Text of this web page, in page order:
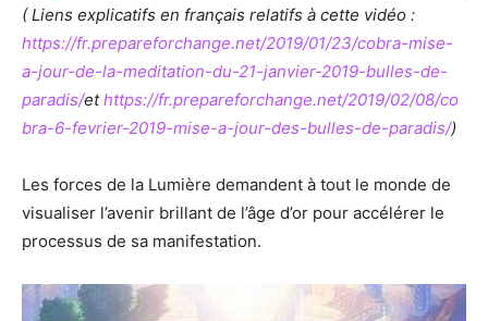
( Liens explicatifs en français relatifs à cette vidéo :
https://fr.prepareforchange.net/2019/01/23/cobra-mise-
a-jour-de-la-meditation-du-21-janvier-2019-bulles-de-
paradis/ethttps://fr.prepareforchange.net/2019/02/08/co
bra-6-fevrier-2019-mise-a-jour-des-bulles-de-paradis/)
Les forces de la Lumière demandent à tout le monde de
visualiser l’avenir brillant de l’âge d’or pour accélérer le
processus de sa manifestation.